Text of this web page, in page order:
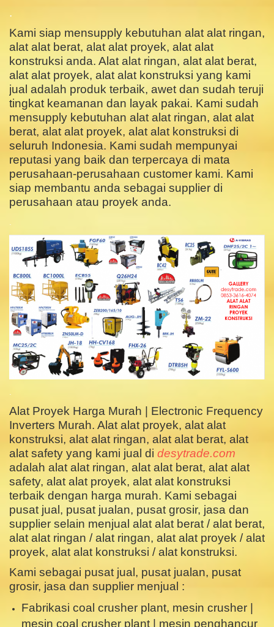
.
Kami siap mensupply kebutuhan alat alat ringan,
alat alat berat, alat alat proyek, alat alat
konstruksi anda. Alat alat ringan, alat alat berat,
alat alat proyek, alat alat konstruksi yang kami
jual adalah produk terbaik, awet dan sudah teruji
tingkat keamanan dan layak pakai. Kami sudah
mensupply kebutuhan alat alat ringan, alat alat
berat, alat alat proyek, alat alat konstruksi di
seluruh Indonesia. Kami sudah mempunyai
reputasi yang baik dan terpercaya di mata
perusahaan-perusahaan customer kami. Kami
siap membantu anda sebagai supplier di
perusahaan atau proyek anda.
.
Alat Proyek Harga Murah | Electronic Frequency
Inverters Murah. Alat alat proyek, alat alat
konstruksi, alat alat ringan, alat alat berat, alat
alat safety yang kami jual di desytrade.com
adalah alat alat ringan, alat alat berat, alat alat
safety, alat alat proyek, alat alat konstruksi
terbaik dengan harga murah. Kami sebagai
pusat jual, pusat jualan, pusat grosir, jasa dan
supplier selain menjual alat alat berat / alat berat,
alat alat ringan / alat ringan, alat alat proyek / alat
proyek, alat alat konstruksi / alat konstruksi.
Kami sebagai pusat jual, pusat jualan, pusat
grosir, jasa dan supplier menjual :
Fabrikasi coal crusher plant, mesin crusher |
mesin coal crusher plant | mesin penghancur